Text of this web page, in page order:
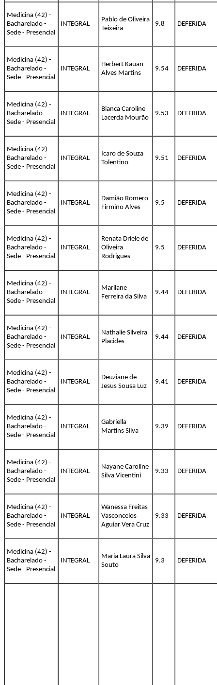
Medicina (42) -
Bacharelado -
Sede - Presencial
INTEGRAL
Pablo de Oliveira
Teixeira
9.8 DEFERIDA
Medicina (42) -
Bacharelado -
Sede - Presencial
INTEGRAL
Herbert Kauan
Alves Martins
9.54 DEFERIDA
Medicina (42) -
Bacharelado -
Sede - Presencial
INTEGRAL
Bianca Caroline
Lacerda Mourão
9.53 DEFERIDA
Medicina (42) -
Bacharelado -
Sede - Presencial
INTEGRAL
Icaro de Souza
Tolentino
9.51 DEFERIDA
Medicina (42) -
Bacharelado -
Sede - Presencial
INTEGRAL
Damião Romero
Firmino Alves
9.5 DEFERIDA
Medicina (42) -
Bacharelado -
Sede - Presencial
INTEGRAL
Renata Driele de
Oliveira
Rodrigues
9.5 DEFERIDA
Medicina (42) -
Bacharelado -
Sede - Presencial
INTEGRAL
Marilane
Ferreira da Silva
9.44 DEFERIDA
Medicina (42) -
Bacharelado -
Sede - Presencial
INTEGRAL
Nathalie Silveira
Placides
9.44 DEFERIDA
Medicina (42) -
Bacharelado -
Sede - Presencial
INTEGRAL
Deuziane de
Jesus Sousa Luz
9.41 DEFERIDA
Medicina (42) -
Bacharelado -
Sede - Presencial
INTEGRAL
Gabriella
Martins Silva
9.39 DEFERIDA
Medicina (42) -
Bacharelado -
Sede - Presencial
INTEGRAL
Nayane Caroline
Silva Vicentini
9.33 DEFERIDA
Medicina (42) -
Bacharelado -
Sede - Presencial
INTEGRAL
Wanessa Freitas
Vasconcelos
Aguiar Vera Cruz
9.33 DEFERIDA
Medicina (42) -
Bacharelado -
Sede - Presencial
INTEGRAL
Maria Laura Silva
Souto
9.3 DEFERIDA